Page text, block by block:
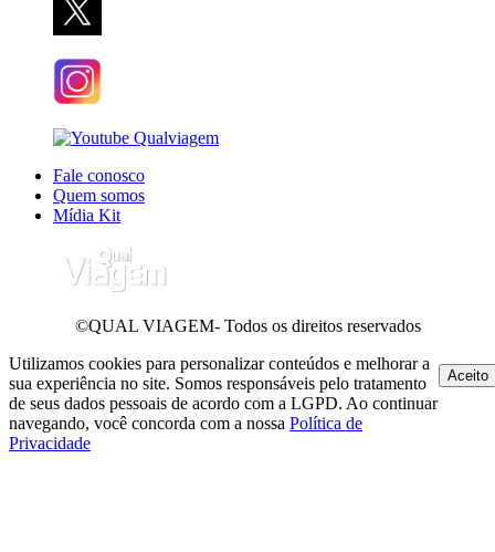
Fale conosco
Quem somos
Mídia Kit
©QUAL VIAGEM- Todos os direitos reservados
Utilizamos cookies para personalizar conteúdos e melhorar a
sua experiência no site. Somos responsáveis pelo tratamento
de seus dados pessoais de acordo com a LGPD. Ao continuar
navegando, você concorda com a nossa Política de
Privacidade
Aceito